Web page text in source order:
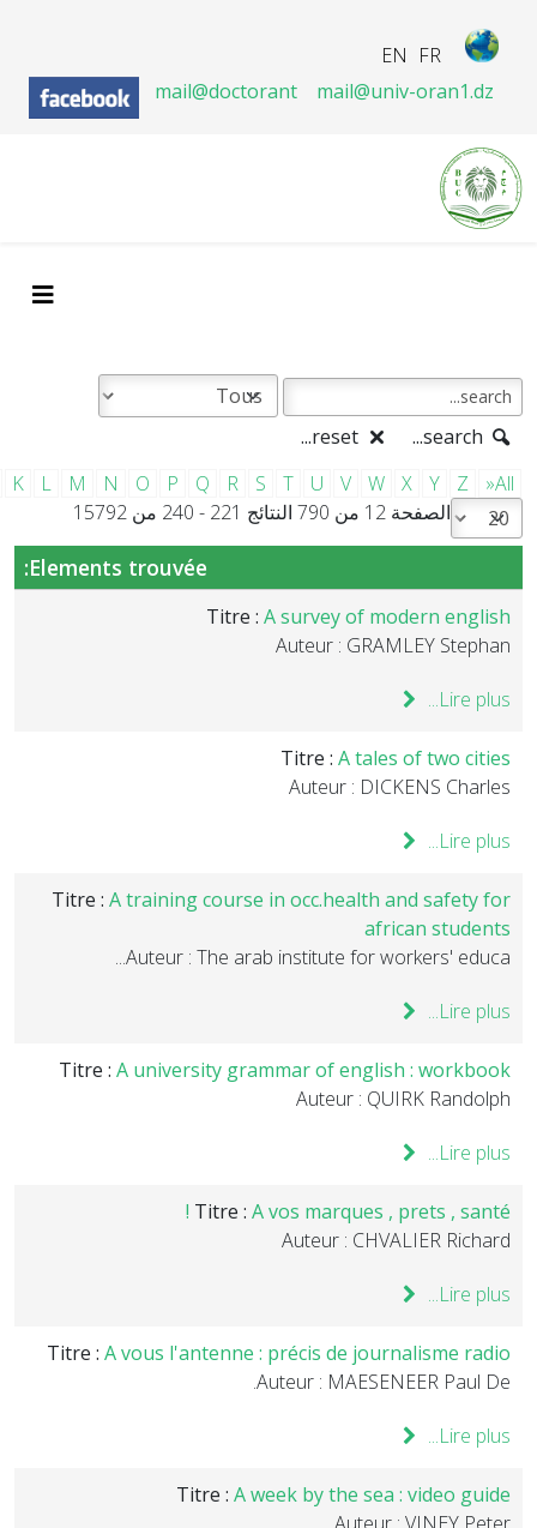
FR
EN
mail@doctorant
mail@univ-oran1.dz
K
L M N O P Q R S T U V W X Y Z
»All
الصفحة 12 من 790 النتائج 221 - 240 من 15792
Elements trouvée:
Titre : A survey of modern english
Auteur : GRAMLEY Stephan
Lire plus...
Titre : A tales of two cities
Auteur : DICKENS Charles
Lire plus...
Titre : A training course in occ.health and safety for
african students
Auteur : The arab institute for workers' educa...
Lire plus...
Titre : A university grammar of english : workbook
Auteur : QUIRK Randolph
Lire plus...
Titre : A vos marques , prets , santé !
Auteur : CHVALIER Richard
Lire plus...
Titre : A vous l'antenne : précis de journalisme radio
Auteur : MAESENEER Paul De.
Lire plus...
Titre : A week by the sea : video guide